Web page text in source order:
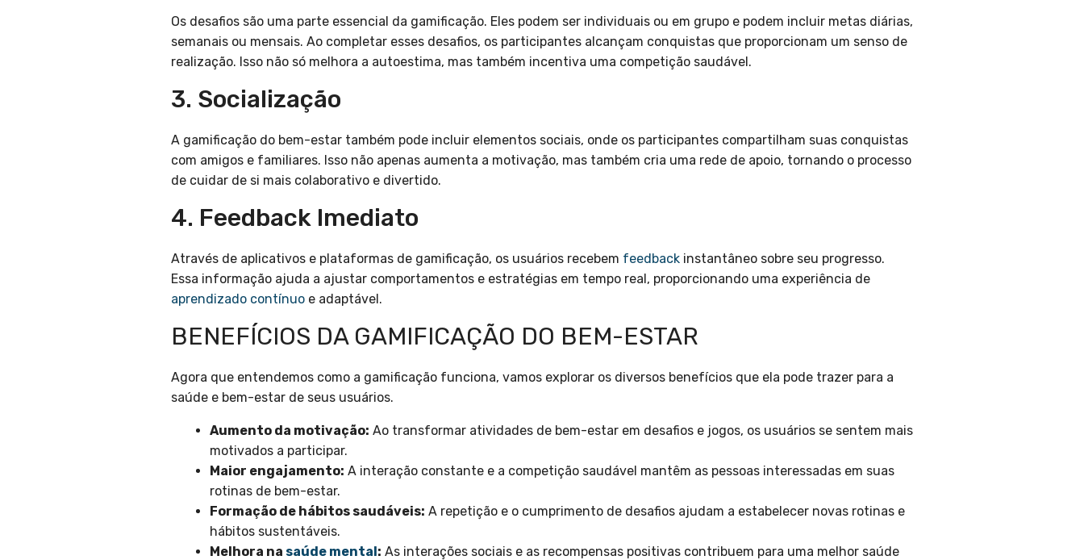
Os desafios são uma parte essencial da gamificação. Eles podem ser individuais ou em grupo e podem incluir metas diárias,
semanais ou mensais. Ao completar esses desafios, os participantes alcançam conquistas que proporcionam um senso de
realização. Isso não só melhora a autoestima, mas também incentiva uma competição saudável.
3. Socialização
A gamificação do bem-estar também pode incluir elementos sociais, onde os participantes compartilham suas conquistas
com amigos e familiares. Isso não apenas aumenta a motivação, mas também cria uma rede de apoio, tornando o processo
de cuidar de si mais colaborativo e divertido.
4. Feedback Imediato
Através de aplicativos e plataformas de gamificação, os usuários recebem feedback instantâneo sobre seu progresso.
Essa informação ajuda a ajustar comportamentos e estratégias em tempo real, proporcionando uma experiência de
aprendizado contínuo e adaptável.
BENEFÍCIOS DA GAMIFICAÇÃO DO BEM-ESTAR
Agora que entendemos como a gamificação funciona, vamos explorar os diversos benefícios que ela pode trazer para a
saúde e bem-estar de seus usuários.
Aumento da motivação: Ao transformar atividades de bem-estar em desafios e jogos, os usuários se sentem mais
motivados a participar.
Maior engajamento: A interação constante e a competição saudável mantêm as pessoas interessadas em suas
rotinas de bem-estar.
Formação de hábitos saudáveis: A repetição e o cumprimento de desafios ajudam a estabelecer novas rotinas e
hábitos sustentáveis.
Melhora na saúde mental: As interações sociais e as recompensas positivas contribuem para uma melhor saúde